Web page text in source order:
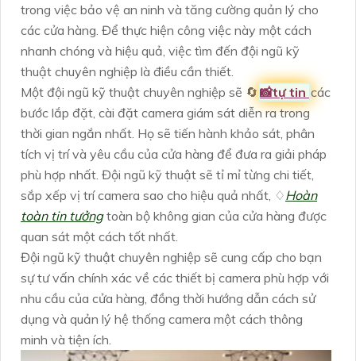
trong việc bảo vệ an ninh và tăng cường quản lý cho
các cửa hàng. Để thực hiện công việc này một cách
nhanh chóng và hiệu quả, việc tìm đến đội ngũ kỹ
thuật chuyên nghiệp là điều cần thiết.
Một đội ngũ kỹ thuật chuyên nghiệp sẽ 🔄 📸tự tin các
bước lắp đặt, cài đặt camera giám sát diễn ra trong
thời gian ngắn nhất. Họ sẽ tiến hành khảo sát, phân
tích vị trí và yêu cầu của cửa hàng để đưa ra giải pháp
phù hợp nhất. Đội ngũ kỹ thuật sẽ tỉ mỉ từng chi tiết,
sắp xếp vị trí camera sao cho hiệu quả nhất, ♢Hoàn
toàn tin tưởngtoàn bộ không gian của cửa hàng được
quan sát một cách tốt nhất.
Đội ngũ kỹ thuật chuyên nghiệp sẽ cung cấp cho bạn
sự tư vấn chính xác về các thiết bị camera phù hợp với
nhu cầu của cửa hàng, đồng thời hướng dẫn cách sử
dụng và quản lý hệ thống camera một cách thông
minh và tiện ích.